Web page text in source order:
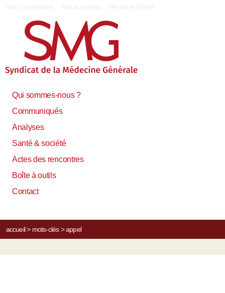
Qui sommes-nous ?
Communiqués
Analyses
Santé & société
Actes des rencontres
Boîte à outils
Contact
accueil> mots-clés> appel